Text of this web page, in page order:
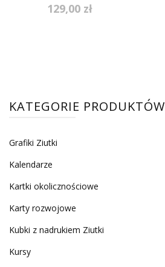
129,00 zł
KATEGORIE PRODUKTÓW
Grafiki Ziutki
Kalendarze
Kartki okolicznościowe
Karty rozwojowe
Kubki z nadrukiem Ziutki
Kursy